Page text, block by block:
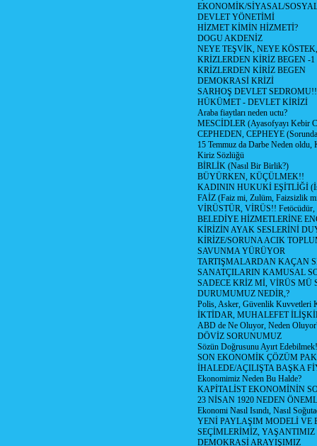
EKONOMİK/SİYASAL/
DEVLET YÖNETİMİ
HİZMET KİMİN HİZMETİ?
DOGU AKDENİZ
NEYE TEŞVİK, NEYE
KRİZLERDEN KİRİZ BEGEN -1
KRİZLERDEN KİRİZ BEGEN
DEMOKRASİ KRİZİ
SARHOŞ DEVLET SEDROMU!!
HÜKÜMET - DEVLET KİRİZİ
Araba fiaytları neden uctu?
MESCİDLER (Ayasofyayı Kebir
CEPHEDEN, CEPHEYE
15 Temmuz da Darbe Neden oldu,
Kiriz Sözlüğü
BİRLİK (Nasıl Bir Birlik?)
BÜYÜRKEN, KÜÇÜLMEK!!
KADININ HUKUKİ EŞİTLİĞİ
FAİZ (Faiz mi, Zulüm, Faizsizlik
VİRÜSTÜR, VİRÜS!! Fetöcüdür,
BELEDİYE HİZMETLERİNE
KİRİZİN AYAK SESLERİNİ
KİRİZE/SORUNA ACIK
SAVUNMA YÜRÜYOR
TARTIŞMALARDAN KAÇAN
SANATÇILARIN KAMUSAL
SADECE KRİZ Mİ, VİRÜS MÜ
DURUMUMUZ NEDİR,?
Polis, Asker, Güvenlik Kuvvetleri
İKTİDAR, MUHALEFET
ABD de Ne Oluyor, Neden
DÖVİZ SORUNUMUZ
Sözün Doğrusunu Ayırt Edebilmek!
SON EKONOMİK ÇÖZÜM
İHALEDE/AÇILIŞTA BAŞKA
Ekonomimiz Neden Bu Halde?
KAPİTALİST EKONOMİNİN
23 NİSAN 1920 NEDEN
Ekonomi Nasıl Isındı, Nasıl
YENİ PAYLAŞIM MODELİ VE
SEÇİMLERİMİZ, YAŞANTIMIZ
DEMOKRASİ ARAYIŞIMIZ